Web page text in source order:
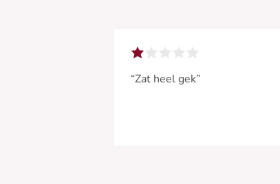
“Zat heel gek”